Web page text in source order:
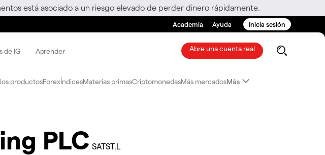
está asociado a un riesgo elevado de perder dinero rápidamente.
Academia Ayuda Inicia sesión
de IG Aprender Abre una cuenta real
productosForexÍndicesMaterias primasCriptomonedasMás mercadosMás
PLC SATST.L